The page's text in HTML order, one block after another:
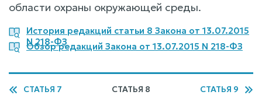
области охраны окружающей среды.
История редакций статьи 8 Закона от 13.07.2015
N 218-ФЗ
Обзор редакций Закона от 13.07.2015 N 218-ФЗ
СТАТЬЯ 7 СТАТЬЯ 8 СТАТЬЯ 9